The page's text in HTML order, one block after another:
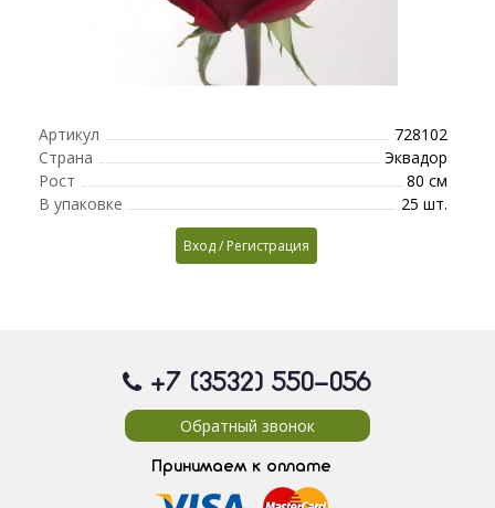
Артикул
728102
Страна
Эквадор
Рост
80 см
В упаковке
25 шт.
Вход / Регистрация
+7 (3532) 550-056
Обратный звонок
Принимаем к оплате